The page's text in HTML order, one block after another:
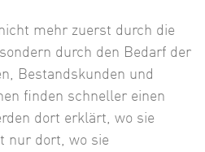
mehr zuerst durch die
durch den Bedarf der
Bestandskunden und
finden schneller einen
dort erklärt, wo sie
nur dort, wo sie